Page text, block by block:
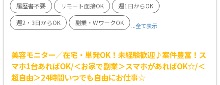
履歴書不要 リモート面接OK
週1日からOK
週2・3日からOK
副業・WワークOK ...全て表示
美容モニター／在宅・単発OK！未経験歓迎♪案件豊富！ス
マホ1台あればOK/＜お家で副業＞スマホがあればOK☆/＜
超自由＞24時間いつでも自由にお仕事☆